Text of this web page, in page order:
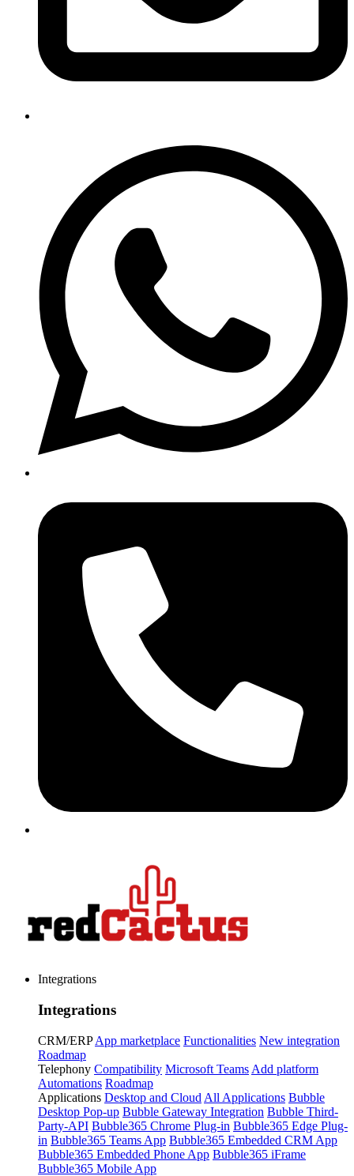
Integrations
Integrations
CRM/ERP App marketplace Functionalities New integration
Roadmap
Telephony Compatibility Microsoft Teams Add platform
Automations Roadmap
Applications Desktop and Cloud All Applications Bubble
Desktop Pop-up Bubble Gateway Integration Bubble Third-
Party-API Bubble365 Chrome Plug-in Bubble365 Edge Plug-
in Bubble365 Teams App Bubble365 Embedded CRM App
Bubble365 Embedded Phone App Bubble365 iFrame
Bubble365 Mobile App